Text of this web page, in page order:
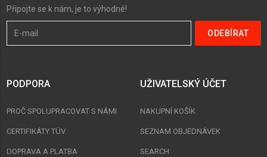
Připojte se k nám, je to výhodné!
PODPORA
PROČ SPOLUPRACOVAT S NÁMI
CERTIFIKÁTY TÜV
DOPRAVA A PLATBA
UŽIVATELSKÝ ÚČET
NAKUPNÍ KOŠÍK
SEZNAM OBJEDNÁVEK
SEARCH